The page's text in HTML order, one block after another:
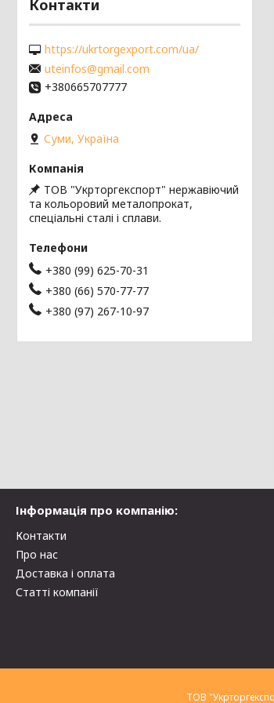
Контакти
https://ukrtorgexport.com/ua/
uteinfos@gmail.com
+380665707777
Суми, Україна
ТОВ "Укрторгекспорт" нержавіючий
та кольоровий металопрокат,
спеціальні сталі і сплави.
+380 (99) 625-70-31
+380 (66) 570-77-77
+380 (97) 267-10-97
Інформація про компанію:
Контакти
Про нас
Доставка і оплата
Статті компанії